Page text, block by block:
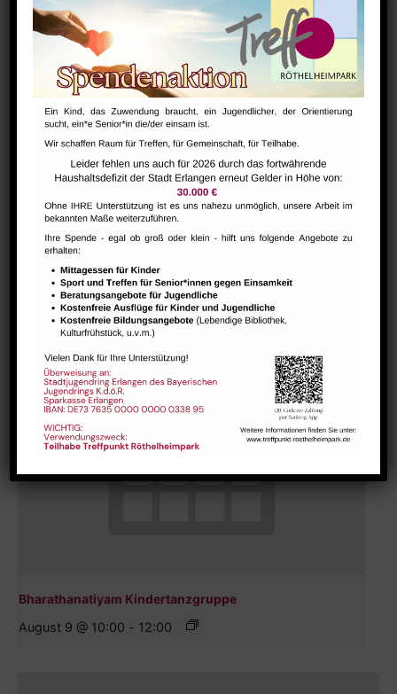
Hausaufgabenbetreuung (nicht während der Ferien)
August 7 @ 13:30 - 15:00
Bharathanatiyam Kindertanzgruppe
August 9 @ 10:00 - 12:00